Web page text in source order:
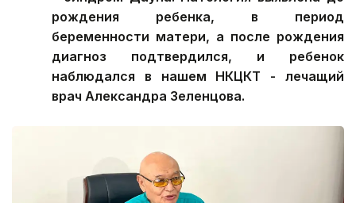
рождения ребенка, в период
беременности матери, а после рождения
диагноз подтвердился, и ребенок
наблюдался в нашем НКЦКТ - лечащий
врач Александра Зеленцова.